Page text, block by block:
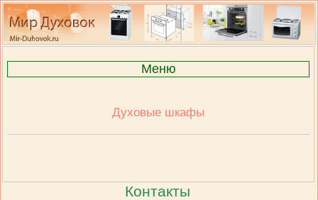
Меню
Духовые шкафы
Контакты